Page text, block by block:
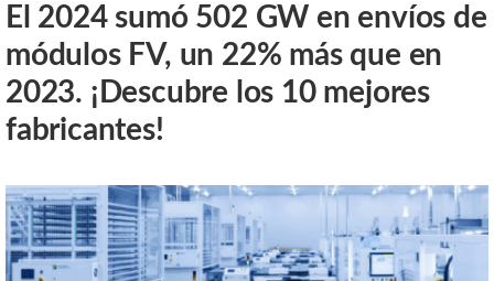
El 2024 sumó 502 GW en envíos de
módulos FV, un 22% más que en
2023. ¡Descubre los 10 mejores
fabricantes!